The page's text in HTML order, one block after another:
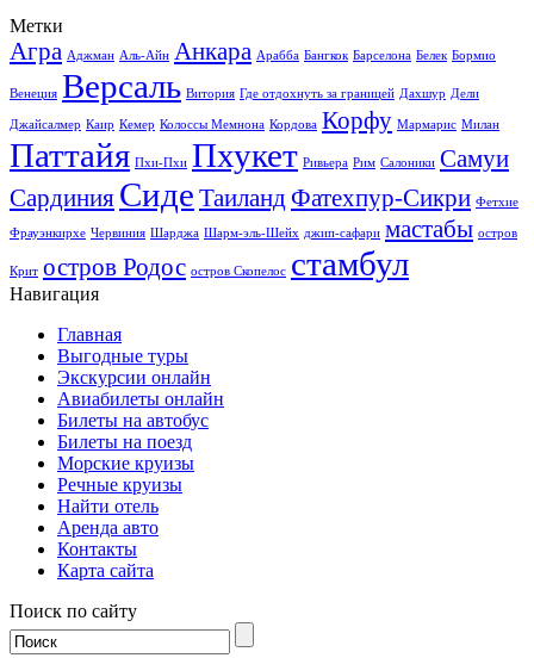
Метки
Агра Аджман Аль-Айн Анкара Арабба Бангкок Барселона Белек Бормио
Венеция Версаль Витория Где отдохнуть за границей Дахшур Дели
Джайсалмер Каир Кемер Колоссы Мемнона Кордова Корфу Мармарис Милан
Паттайя Пхи-Пхи Пхукет Ривьера Рим Салоники Самуи
Сардиния Сиде ТаиландФатехпур-Сикри Фетхие
Фрауэнкирхе Червиния Шарджа Шарм-эль-Шейх джип-сафари мастабы остров
Крит остров Родос остров Скопелос стамбул
Навигация
Главная
Выгодные туры
Экскурсии онлайн
Авиабилеты онлайн
Билеты на автобус
Билеты на поезд
Морские круизы
Речные круизы
Найти отель
Аренда авто
Контакты
Карта сайта
Поиск по сайту